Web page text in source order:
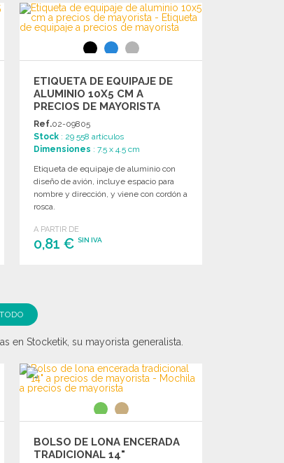
ETIQUETA DE EQUIPAJE DE
ALUMINIO 10X5 CM A
PRECIOS DE MAYORISTA
Ref.02-09805
Stock : 29 558 artículos
Dimensiones : 7.5 x 4.5 cm
Etiqueta de equipaje de aluminio con
diseño de avión, incluye espacio para
nombre y dirección, y viene con cordón a
rosca.
A PARTIR DE
0,81 €SIN IVA
en Stocketik, su mayorista generalista.
BOLSO DE LONA ENCERADA
TRADICIONAL 14"